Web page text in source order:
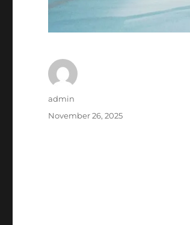
Author
admin
Posted
November 26, 2025